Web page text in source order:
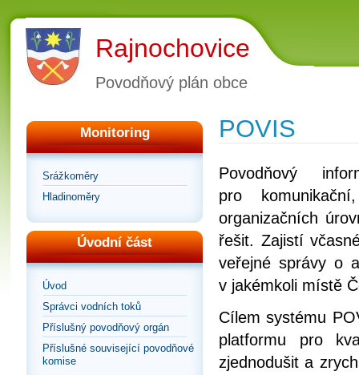
Rajnochovice
Povodňový plán obce
Monitoring
Srážkoměry
Hladinoměry
Úvodní část
Úvod
Správci vodních toků
Příslušný povodňový orgán
Příslušné související povodňové
komise
POVIS
Povodňový
pro
organizačních
řešit. Zajistí
veřejné správy o
v jakémkoli místě
Cílem systému
platformu pro
zjednodušit a